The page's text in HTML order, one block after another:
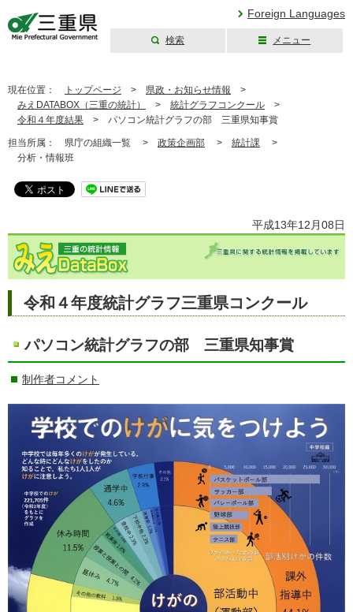
Foreign Languages
検索 メニュー
現在位置： トップページ > 県政・お知らせ情報 >
みえDATABOX（三重の統計）
> 統計グラフコンクール >
令和４年度結果 > パソコン統計グラフの部 三重県知事賞
担当所属： 県庁の組織一覧 > 政策企画部 > 統計課 >
分析・情報班
平成13年12月08日
令和４年度統計グラフ三重県コンクール
パソコン統計グラフの部 三重県知事賞
制作者コメント